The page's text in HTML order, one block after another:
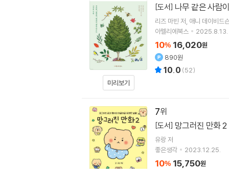
미리보기
[도서] 나무 같은 사람
리즈 마빈 저 애니 데이비드
아멜리에북스
2025.8.13.
10% 16,020원
890원
10.0 (52)
7
[도서] 망그러진 만화 2
유랑저
좋은생각
2023.12.25.
10% 15,750원